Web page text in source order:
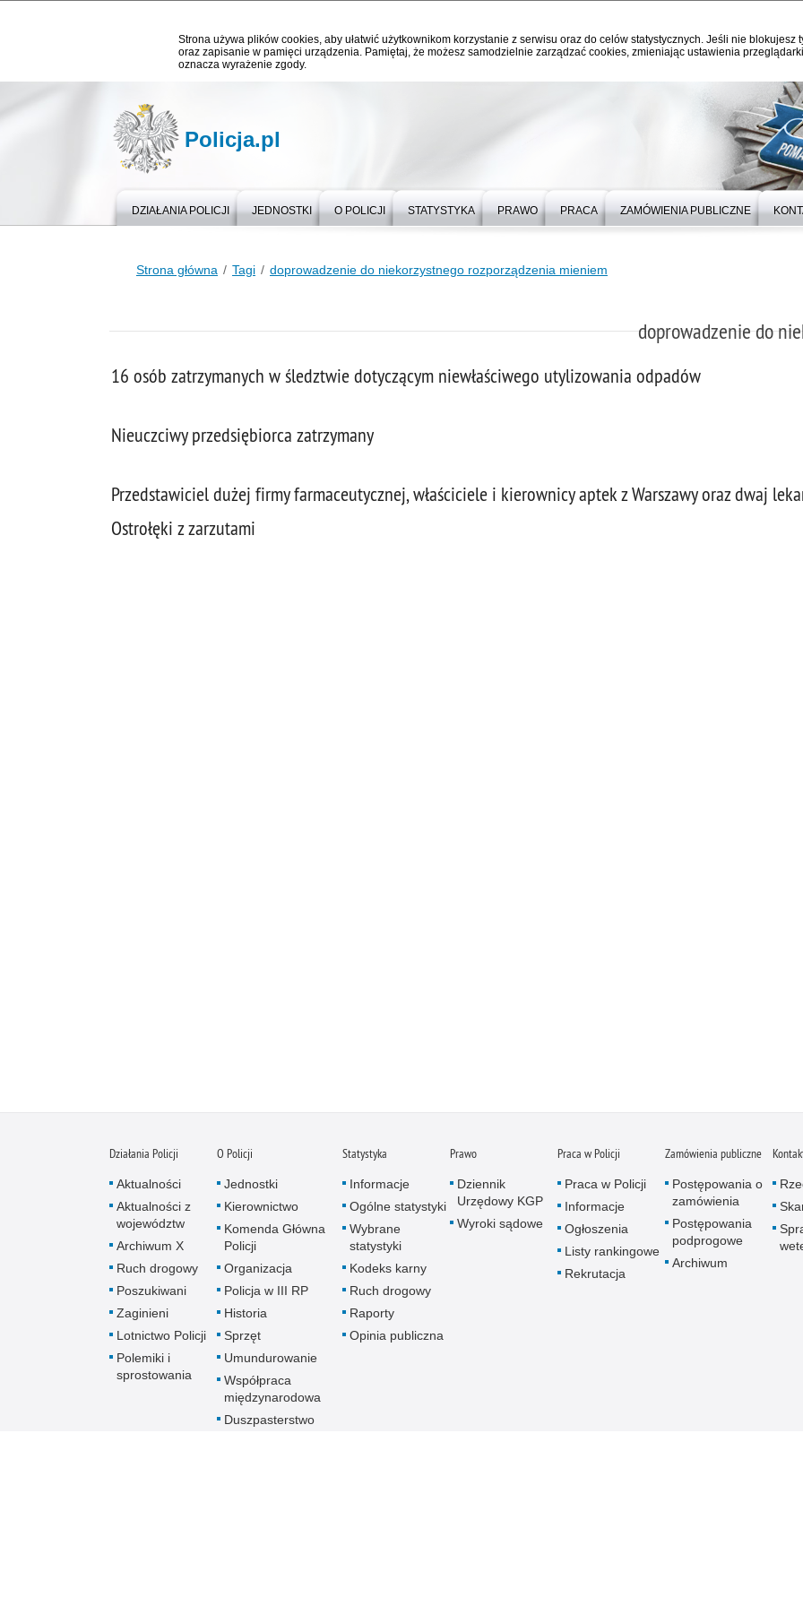
Strona używa plików cookies, aby ułatwić użytkownikom korzystanie z serwisu oraz do celów statystycznych. Jeśli nie blokujesz
oraz zapisanie w pamięci urządzenia. Pamiętaj, że możesz samodzielnie zarządzać cookies, zmieniając ustawienia
oznacza wyrażenie zgody.
Policja.pl
DZIAŁANIA POLICJI JEDNOSTKI O POLICJI STATYSTYKA PRAWO PRACA ZAMÓWIENIA PUBLICZNE
Strona główna Tagi doprowadzenie do niekorzystnego rozporządzenia mieniem
doprowadzenie do
16 osób zatrzymanych w śledztwie dotyczącym niewłaściwego utylizowania odpadów
Nieuczciwy przedsiębiorca zatrzymany
Przedstawiciel dużej firmy farmaceutycznej, właściciele i kierownicy aptek z Warszawy oraz dwaj
Ostrołęki z zarzutami
Działania Policji
Aktualności
Aktualności z
województw
Archiwum X
Ruch drogowy
Poszukiwani
Zaginieni
Lotnictwo Policji
Polemiki i
sprostowania
O Policji
Jednostki
Kierownictwo
Komenda Główna
Policji
Organizacja
Policja w III RP
Historia
Sprzęt
Umundurowanie
Współpraca
międzynarodowa
Duszpasterstwo
Statystyka
Informacje
Ogólne statystyki
Wybrane
statystyki
Kodeks karny
Ruch drogowy
Raporty
Opinia publiczna
Prawo
Dziennik
Urzędowy KGP
Wyroki sądowe
Praca w Policji
Praca w Policji
Informacje
Ogłoszenia
Listy rankingowe
Rekrutacja
Zamówienia publiczne
Postępowania o
zamówienia
Postępowania
podprogowe
Archiwum